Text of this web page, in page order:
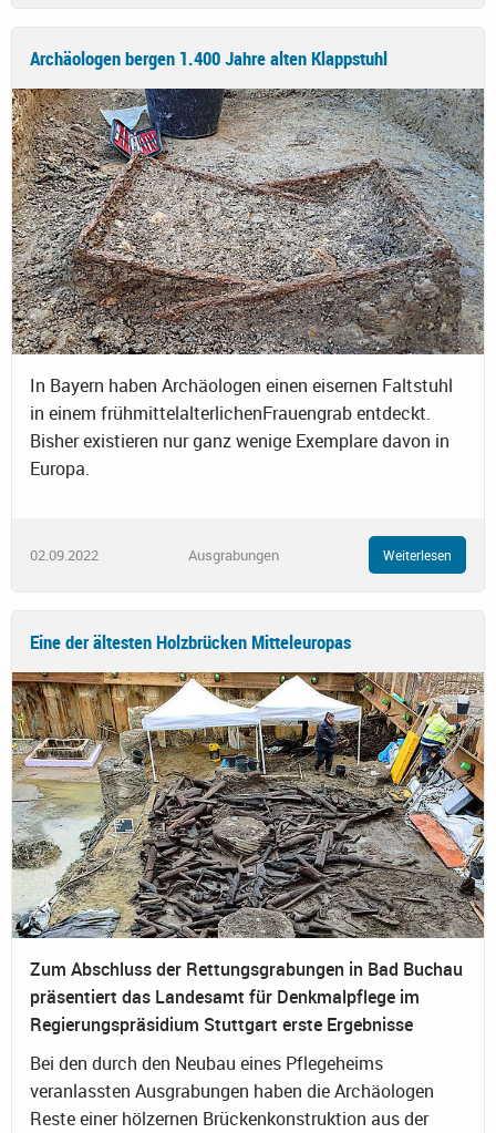
Archäologen bergen 1.400 Jahre alten Klappstuhl
In Bayern haben Archäologen einen eisernen Faltstuhl
in einem frühmittelalterlichenFrauengrab entdeckt.
Bisher existieren nur ganz wenige Exemplare davon in
Europa.
02.09.2022 Ausgrabungen Weiterlesen
Eine der ältesten Holzbrücken Mitteleuropas
Zum Abschluss der Rettungsgrabungen in Bad Buchau
präsentiert das Landesamt für Denkmalpflege im
Regierungspräsidium Stuttgart erste Ergebnisse
Bei den durch den Neubau eines Pflegeheims
veranlassten Ausgrabungen haben die Archäologen
Reste einer hölzernen Brückenkonstruktion aus der